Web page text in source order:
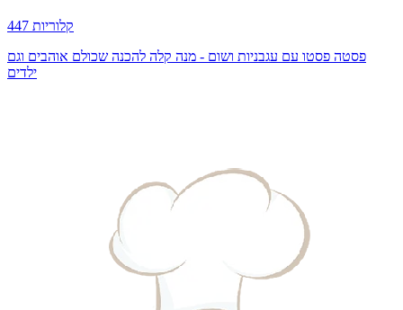
447 קלוריות
פסטה פסטו עם עגבניות ושום - מנה קלה להכנה שכולם אוהבים וגם
ילדים